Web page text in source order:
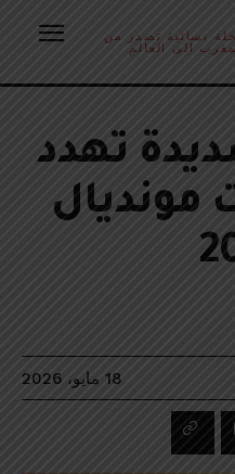
نسائية تصدر من
الى العالم
تهدد
مونديال
18 مايو، 2026